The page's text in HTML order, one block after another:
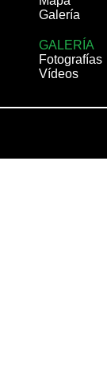
Galería
GALERÍA
Fotografías
Vídeos